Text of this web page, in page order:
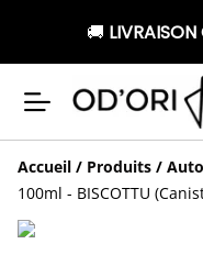
🚚
Accueil / Produits /
100ml - BISCOTTU